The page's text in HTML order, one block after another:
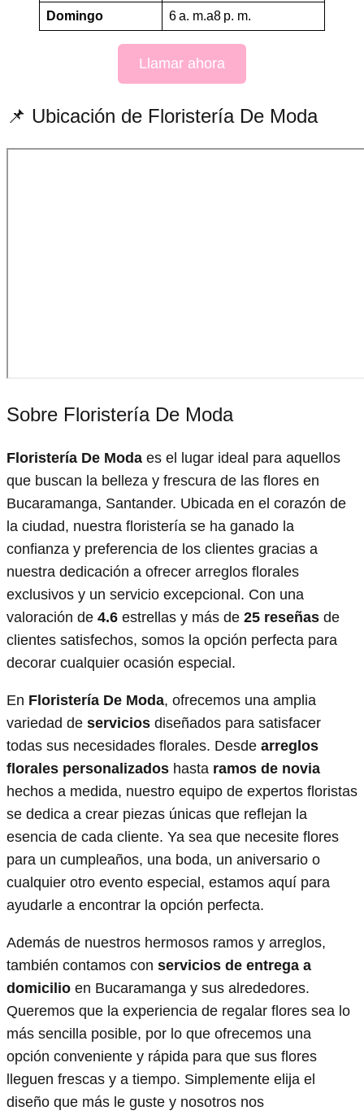
Domingo 6 a. m.a8 p. m.
Llamar ahora
📌 Ubicación de Floristería De Moda
Sobre Floristería De Moda
Floristería De Moda es el lugar ideal para aquellos
que buscan la belleza y frescura de las flores en
Bucaramanga, Santander. Ubicada en el corazón de
la ciudad, nuestra floristería se ha ganado la
confianza y preferencia de los clientes gracias a
nuestra dedicación a ofrecer arreglos florales
exclusivos y un servicio excepcional. Con una
valoración de 4.6 estrellas y más de 25 reseñas de
clientes satisfechos, somos la opción perfecta para
decorar cualquier ocasión especial.
En Floristería De Moda, ofrecemos una amplia
variedad de servicios diseñados para satisfacer
todas sus necesidades florales. Desde arreglos
florales personalizados hasta ramos de novia
hechos a medida, nuestro equipo de expertos floristas
se dedica a crear piezas únicas que reflejan la
esencia de cada cliente. Ya sea que necesite flores
para un cumpleaños, una boda, un aniversario o
cualquier otro evento especial, estamos aquí para
ayudarle a encontrar la opción perfecta.
Además de nuestros hermosos ramos y arreglos,
también contamos con servicios de entrega a
domicilio en Bucaramanga y sus alrededores.
Queremos que la experiencia de regalar flores sea lo
más sencilla posible, por lo que ofrecemos una
opción conveniente y rápida para que sus flores
lleguen frescas y a tiempo. Simplemente elija el
diseño que más le guste y nosotros nos